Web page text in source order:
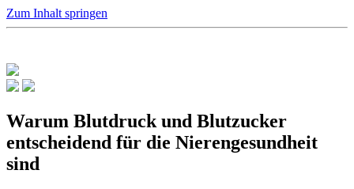
Zum Inhalt springen
Warum Blutdruck und Blutzucker
entscheidend für die Nierengesundheit
sind